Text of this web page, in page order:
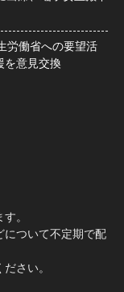
労働省への要望活
を意見交換
。
について不定期で配
さい。